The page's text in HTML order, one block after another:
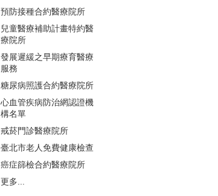
預防接種合約醫療院所
兒童醫療補助計畫特約醫
療院所
發展遲緩之早期療育醫療
服務
糖尿病照護合約醫療院所
心血管疾病防治網認證機
構名單
戒菸門診醫療院所
臺北市老人免費健康檢查
癌症篩檢合約醫療院所
更多...